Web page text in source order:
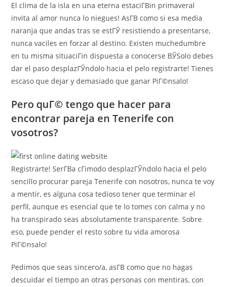
El clima de la isla en una eterna estaciГ­Віn primaveral
invita al amor nunca lo niegues! AsГ­В­ como si esa media
naranja que andas tras se estГЎ resistiendo a presentarse,
nunca vaciles en forzar al destino. Existen muchedumbre
en tu misma situaciГіn dispuesta a conocerse ВЎSolo debes
dar el paso desplazГЎndolo hacia el pelo registrarte! Tienes
escaso que dejar y demasiado que ganar PiГ©nsalo!
Pero quГ© tengo que hacer para
encontrar pareja en Tenerife con
vosotros?
Registrarte! SerГ­В­a cГіmodo desplazГЎndolo hacia el pelo
sencillo procurar pareja Tenerife con nosotros, nunca te voy
a mentir, es alguna cosa tedioso tener que terminar el
perfil, aunque es esencial que te lo tomes con calma y no
ha transpirado seas absolutamente transparente. Sobre
eso, puede pender el resto sobre tu vida amorosa
PiГ©nsalo!
Pedimos que seas sincero/a, asГ­В­ como que no hagas
descuidar el tiempo an otras personas con mentiras, con